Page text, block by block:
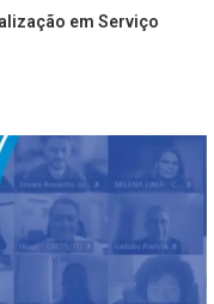
em Serviço